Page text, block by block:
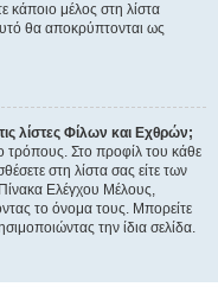
κάποιο μέλος στη λίστα
θα αποκρύπτονται ως
λίστες Φίλων και Εχθρών;
τρόπους. Στο προφίλ του κάθε
στη λίστα σας είτε των
Ελέγχου Μέλους,
το όνομα τους. Μπορείτε
την ίδια σελίδα.